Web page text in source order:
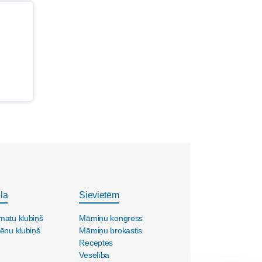
klubiņš
klubiņš
Sievietēm
Māmiņu kongress
Māmiņu brokastis
Receptes
Veselība